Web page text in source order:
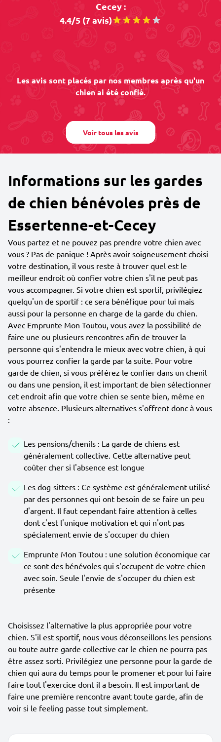
Cecey :
4.4/5 (7 avis)
Les avis sont placés par nos membres après qu'un
chien ai été confié.
Voir tous les avis
Informations sur les gardes
de chien bénévoles près de
Essertenne-et-Cecey
Vous partez et ne pouvez pas prendre votre chien avec
vous ? Pas de panique ! Après avoir soigneusement choisi
votre destination, il vous reste à trouver quel est le
meilleur endroit où confier votre chien s'il ne peut pas
vous accompagner. Si votre chien est sportif, privilégiez
quelqu'un de sportif : ce sera bénéfique pour lui mais
aussi pour la personne en charge de la garde du chien.
Avec Emprunte Mon Toutou, vous avez la possibilité de
faire une ou plusieurs rencontres afin de trouver la
personne qui s'entendra le mieux avec votre chien, à qui
vous pourrez confier la garde par la suite. Pour votre
garde de chien, si vous préférez le confier dans un chenil
ou dans une pension, il est important de bien sélectionner
cet endroit afin que votre chien se sente bien, même en
votre absence. Plusieurs alternatives s'offrent donc à vous
:
Les pensions/chenils : La garde de chiens est
généralement collective. Cette alternative peut
coûter cher si l'absence est longue
Les dog-sitters : Ce système est généralement utilisé
par des personnes qui ont besoin de se faire un peu
d'argent. Il faut cependant faire attention à celles
dont c'est l'unique motivation et qui n'ont pas
spécialement envie de s'occuper du chien
Emprunte Mon Toutou : une solution économique car
ce sont des bénévoles qui s'occupent de votre chien
avec soin. Seule l'envie de s'occuper du chien est
présente
Choisissez l'alternative la plus appropriée pour votre
chien. S'il est sportif, nous vous déconseillons les pensions
ou toute autre garde collective car le chien ne pourra pas
être assez sorti. Privilégiez une personne pour la garde de
chien qui aura du temps pour le promener et pour lui faire
faire tout l'exercice dont il a besoin. Il est important de
faire une première rencontre avant toute garde, afin de
voir si le feeling passe tout simplement.